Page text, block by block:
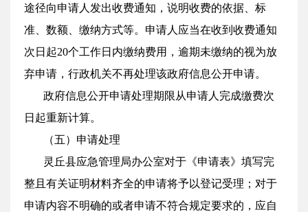
途径向申请人发出收费通知，说明收费的依据、标
准、数额、缴纳方式等。申请人应当在收到收费通知
次日起20个工作日内缴纳费用，逾期未缴纳的视为放
弃申请，行政机关不再处理该政府信息公开申请。
政府信息公开申请处理期限从申请人完成缴费次
日起重新计算。
（五）申请处理
灵丘县应急管理局办公室对于《申请表》填写完
整且有关证明材料齐全的申请将予以登记受理；对于
申请内容不明确的或者申请不符合规定要求的，应自